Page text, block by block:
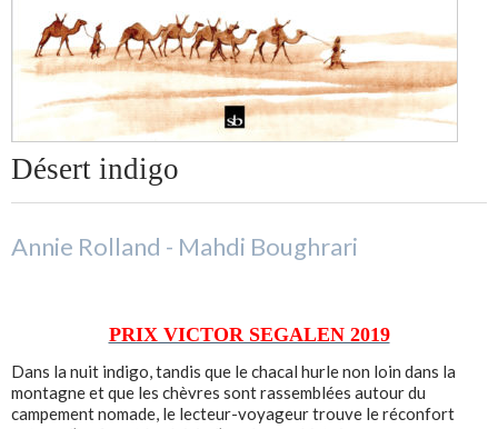
Désert indigo
Annie Rolland Mahdi Boughrari
PRIX VICTOR SEGALEN 2019
Dans la nuit indigo, tandis que le chacal hurle non loin dans la
montagne et que les chèvres sont rassemblées autour du
campement nomade, le lecteur-voyageur trouve le réconfort